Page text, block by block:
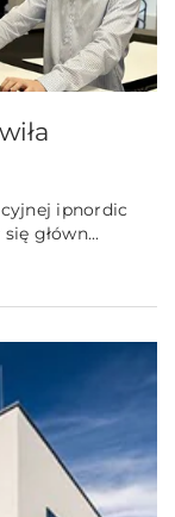
ipnordic
główn...